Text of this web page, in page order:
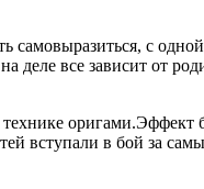
самовыразиться, с
деле все зависит от
оригами.Эффект
вступали в бой за